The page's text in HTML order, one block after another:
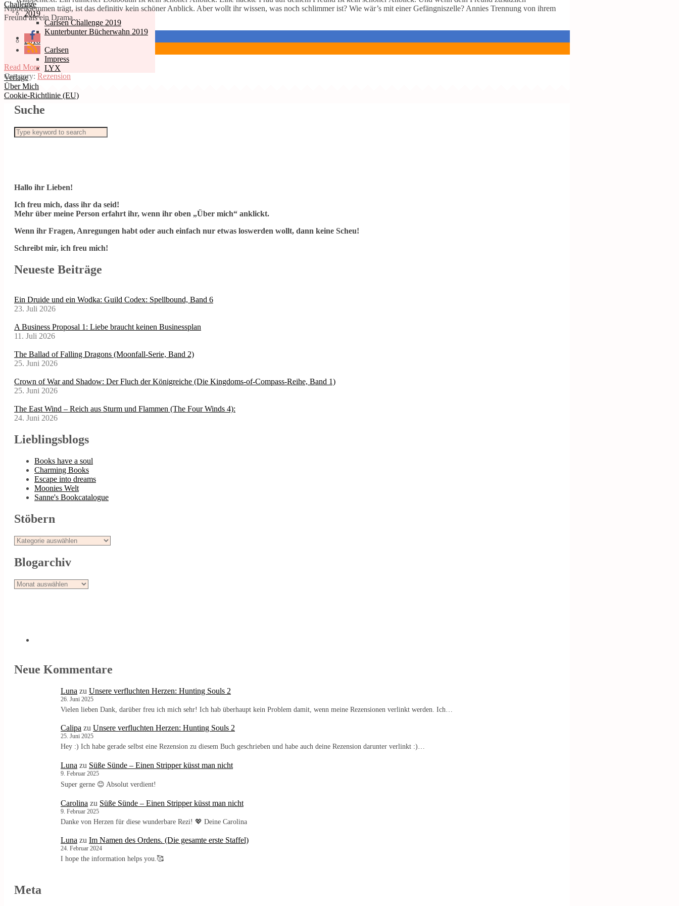
Challenge
2019
Carlsen Challenge 2019
Kunterbunter Bücherwahn 2019
2018
Carlsen
Impress
LYX
Verlage
Über Mich
Cookie-Richtlinie (EU)
Nippelklemmen trägt, ist das definitiv kein schöner Anblick. Aber wollt ihr wissen, was noch schlimmer ist? Wie wär’s mit einer Gefängniszelle? Annies Trennung von ihrem
Freund als ein Drama…
Read More
Category: Rezension
Suche
Hallo ihr Lieben!
Ich freu mich, dass ihr da seid!
Mehr über meine Person erfahrt ihr, wenn ihr oben „Über mich“ anklickt.
Wenn ihr Fragen, Anregungen habt oder auch einfach nur etwas loswerden wollt, dann keine Scheu!
Schreibt mir, ich freu mich!
Neueste Beiträge
Ein Druide und ein Wodka: Guild Codex: Spellbound, Band 6
23. Juli 2026
A Business Proposal 1: Liebe braucht keinen Businessplan
11. Juli 2026
The Ballad of Falling Dragons (Moonfall-Serie, Band 2)
25. Juni 2026
Crown of War and Shadow: Der Fluch der Königreiche (Die Kingdoms-of-Compass-Reihe, Band 1)
25. Juni 2026
The East Wind – Reich aus Sturm und Flammen (The Four Winds 4):
24. Juni 2026
Lieblingsblogs
Books have a soul
Charming Books
Escape into dreams
Moonies Welt
Sanne's Bookcatalogue
Stöbern
Stöbern
Blogarchiv
Blogarchiv
Neue Kommentare
Luna zu Unsere verfluchten Herzen: Hunting Souls 2
26. Juni 2025
Vielen lieben Dank, darüber freu ich mich sehr! Ich hab überhaupt kein Problem damit, wenn meine Rezensionen verlinkt werden. Ich…
Calipa zu Unsere verfluchten Herzen: Hunting Souls 2
25. Juni 2025
Hey :) Ich habe gerade selbst eine Rezension zu diesem Buch geschrieben und habe auch deine Rezension darunter verlinkt :)…
Luna zu Süße Sünde – Einen Stripper küsst man nicht
9. Februar 2025
Super gerne 😊 Absolut verdient!
Carolina zu Süße Sünde – Einen Stripper küsst man nicht
9. Februar 2025
Danke von Herzen für diese wunderbare Rezi! 💖 Deine Carolina
Luna zu Im Namen des Ordens. (Die gesamte erste Staffel)
24. Februar 2024
I hope the information helps you.🥰
Meta